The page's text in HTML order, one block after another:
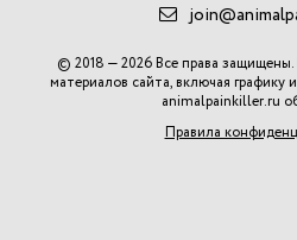
© 2018 — 2026 Все права
материалов сайта, включая графику
animalpainkiller.ru
Правила